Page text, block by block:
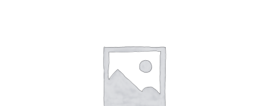
AFEGEIX A LA CISTELLA